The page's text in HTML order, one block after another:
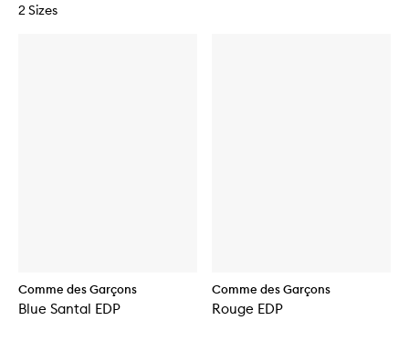
2 Sizes
Comme des Garçons
Blue Santal EDP
Comme des Garçons
Rouge EDP